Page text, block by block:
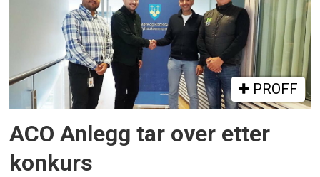
PROFF
ACO Anlegg tar over etter
konkurs